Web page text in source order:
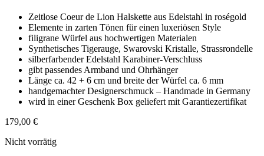
Zeitlose Coeur de Lion Halskette aus Edelstahl in roségold
Elemente in zarten Tönen für einen luxeriösen Style
filigrane Würfel aus hochwertigen Materialen
Synthetisches Tigerauge, Swarovski Kristalle, Strassrondelle
silberfarbender Edelstahl Karabiner-Verschluss
gibt passendes Armband und Ohrhänger
Länge ca. 42 + 6 cm und breite der Würfel ca. 6 mm
handgemachter Designerschmuck – Handmade in Germany
wird in einer Geschenk Box geliefert mit Garantiezertifikat
179,00 €
Nicht vorrätig